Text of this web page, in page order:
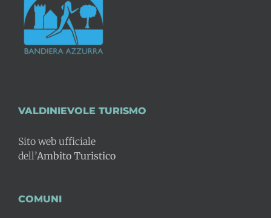
VALDINIEVOLE TURISMO
Sito web ufficiale
dell’Ambito Turistico
COMUNI